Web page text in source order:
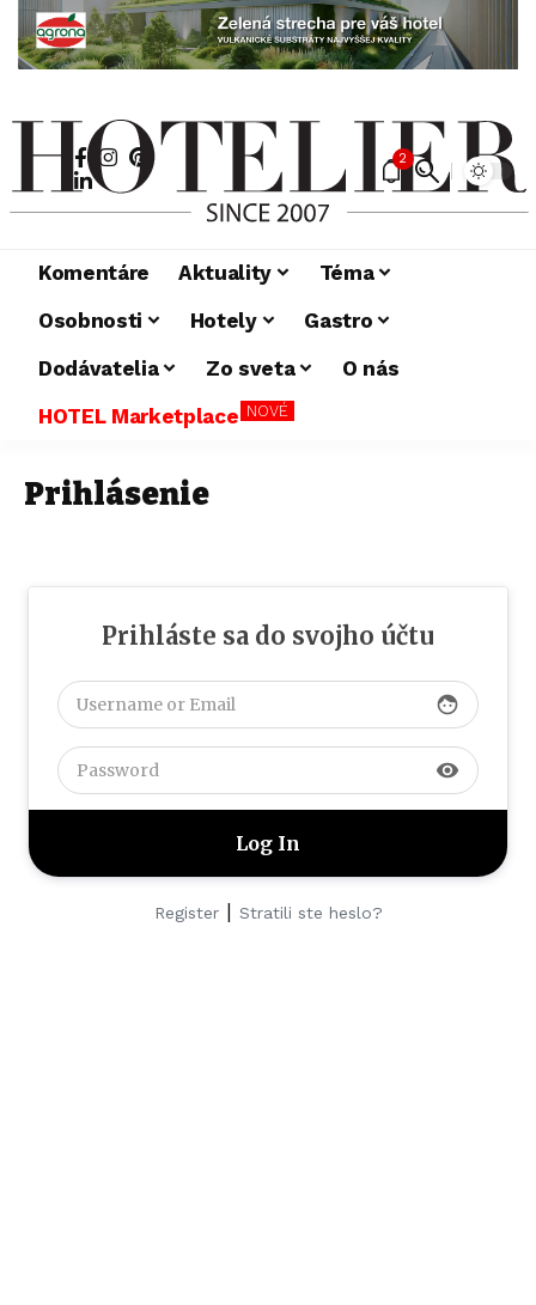
2
Komentáre Aktuality
Téma
Osobnosti
Hotely
Gastro
Dodávatelia
Zo sveta
O nás
HOTEL Marketplace NOVÉ
Prihlásenie
Prihláste sa do svojho účtu
face
visibility
Register| Stratili ste heslo?